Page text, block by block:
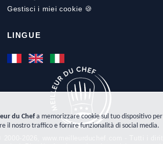
Gestisci i miei cookie 🍪
LINGUE
du Chefa memorizzare cookie sul tuo dispositivo per
il nostro traffico e fornire funzionalità di social media.